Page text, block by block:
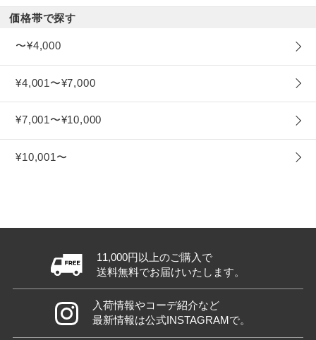
価格帯で探す
〜¥4,000
¥4,001〜¥7,000
¥7,001〜¥10,000
¥10,001〜
11,000円以上のご購入で
送料無料でお届けいたします。
入荷情報やコーデ紹介など
最新情報は公式INSTAGRAMで。